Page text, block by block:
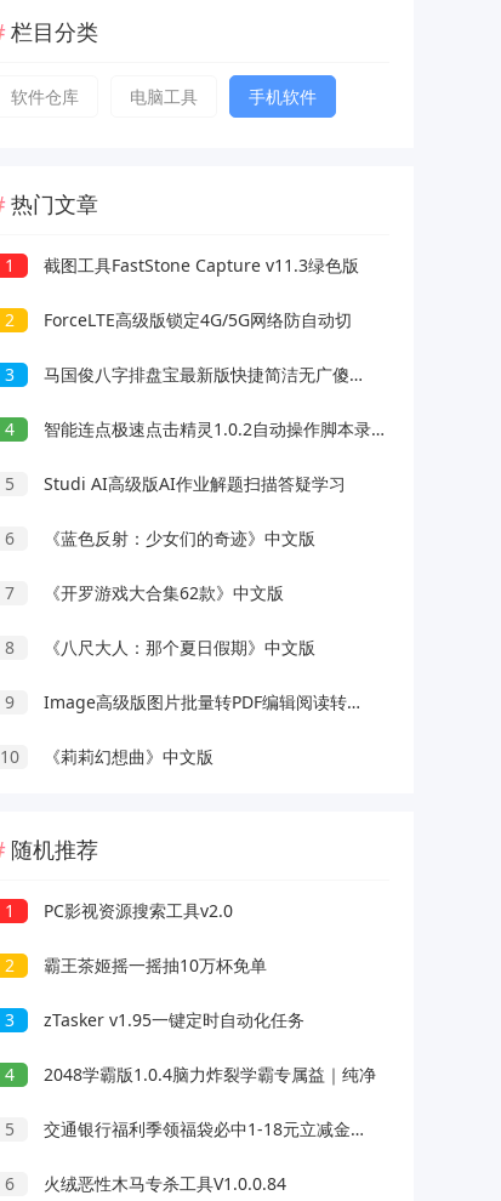
栏目分类
软件仓库 电脑工具 手机软件
热门文章
1 截图工具FastStone Capture v11.3绿色版
2 ForceLTE高级版锁定4G/5G网络防自动切
3 马国俊八字排盘宝最新版快捷简洁无广傻瓜操作
4 智能连点极速点击精灵1.0.2自动操作脚本录制解放双手
5 Studi AI高级版AI作业解题扫描答疑学习
6 《蓝色反射：少女们的奇迹》中文版
7 《开罗游戏大合集62款》中文版
8 《八尺大人：那个夏日假期》中文版
9 Image高级版图片批量转PDF编辑阅读转换工具
10 《莉莉幻想曲》中文版
随机推荐
1 PC影视资源搜索工具v2.0
2 霸王茶姬摇一摇抽10万杯免单
3 zTasker v1.95一键定时自动化任务
4 2048学霸版1.0.4脑力炸裂学霸专属益｜纯净
5 交通银行福利季领福袋必中1-18元立减金红包 亲测中2元
6 火绒恶性木马专杀工具V1.0.0.84